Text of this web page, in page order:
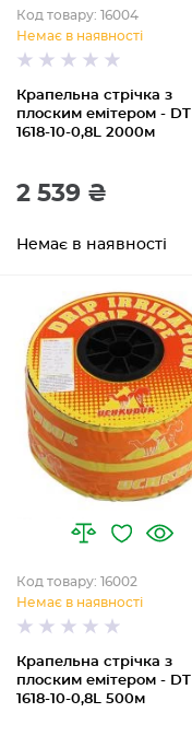
Крапельна стрічка з
плоским емітером - DT
1618-10-0,8L 2000м
Код товару: 16004
Немає в наявності
2 539 ₴
Немає в наявності
Крапельна стрічка з
плоским емітером - DT
1618-10-0,8L 500м
Код товару: 16002
Немає в наявності